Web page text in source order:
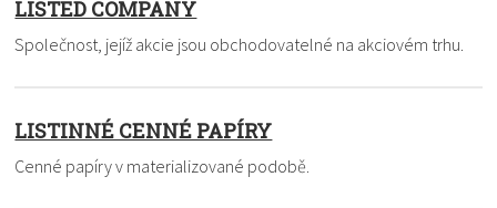
LISTED COMPANY
Společnost, jejíž akcie jsou obchodovatelné na akciovém trhu.
LISTINNÉ CENNÉ PAPÍRY
Cenné papíry v materializované podobě.